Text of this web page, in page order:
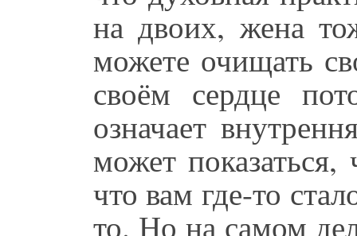
на двоих, жена
можете очищать
своём сердце
означает
может показаться,
что вам где-то
то. Но на самом